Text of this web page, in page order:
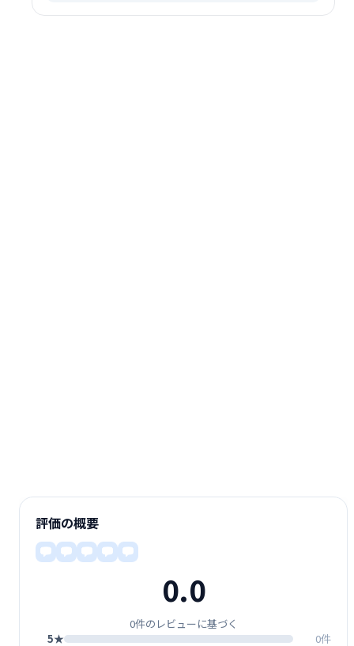
評価の概要
0.0
0件のレビューに基づく
5★
0件